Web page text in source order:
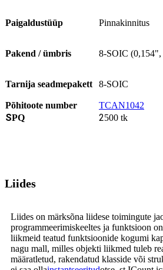
Paigaldustüüp Pinnakinnitus
Pakend / ümbris 8-SOIC (0,154",
Tarnija seadmepakett 8-SOIC
Põhitoote number TCAN1042
SPQ 2500 tk
Liides
Liides on märksõna liidese toimingute
programmeerimiskeeltes ja funktsioon
liikmeid teatud funktsioonide kogumi
nagu mall, milles objekti liikmed tuleb
määratletud, rakendatud klasside või